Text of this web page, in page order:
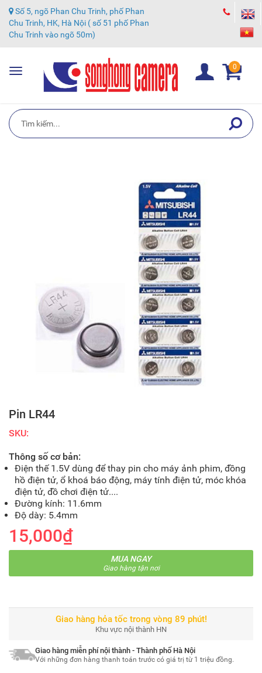
Số 5, ngõ Phan Chu Trinh, phố Phan
Chu Trinh, HK, Hà Nội ( số 51 phố Phan
Chu Trinh vào ngõ 50m)
Toggle
navigation
0
Pin LR44
SKU:
Thông số cơ bản:
Điện thế 1.5V dùng để thay pin cho máy ảnh phim, đồng
hồ điện tử, ổ khoá báo động, máy tính điện tử, móc khóa
điện tử, đồ chơi điện tử....
Đường kính: 11.6mm
Độ dày: 5.4mm
15,000₫
MUA NGAY
Giao hàng tận nơi
Giao hàng hỏa tốc trong vòng 89 phút!
Khu vực nội thành HN
Giao hàng miễn phí nội thành - Thành phố Hà Nội
Với những đơn hàng thanh toán trước có giá trị từ 1 triệu đồng.